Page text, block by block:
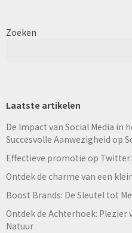
Zoeken
Laatste artikelen
De Impact van Social Media in
Succesvolle Aanwezigheid op
Effectieve promotie op
Ontdek de charme van een
Boost Brands: De Sleutel tot
Ontdek de Achterhoek: Plezier
Natuur